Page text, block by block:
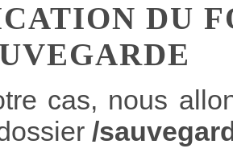
DU
cas, nous
/